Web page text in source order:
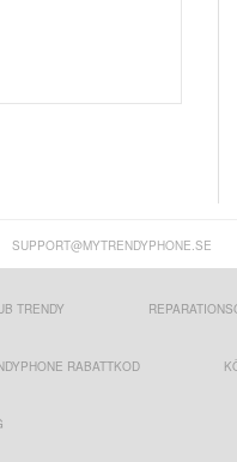
SUPPORT@MYTRENDYPHONE.SE
TRENDY
RABATTKOD